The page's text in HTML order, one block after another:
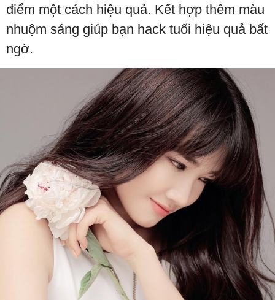
điểm một cách hiệu quả. Kết hợp thêm màu
nhuộm sáng giúp bạn hack tuổi hiệu quả bất
ngờ.